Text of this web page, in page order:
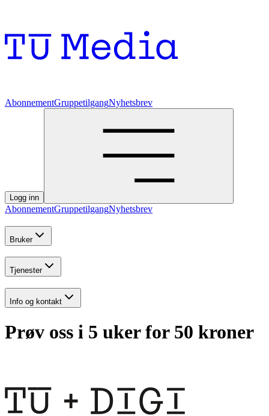
AbonnementGruppetilgangNyhetsbrev
Logg inn
AbonnementGruppetilgangNyhetsbrev
Bruker
Tjenester
Info og kontakt
Prøv oss i 5 uker for 50 kroner